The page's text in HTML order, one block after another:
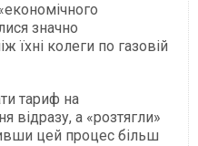
значно
їхні колеги по газовій
тариф на
відразу, а «розтягли»
цей процес більш